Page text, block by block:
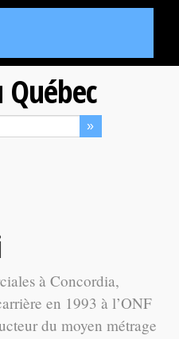
à Concordia,
en 1993 à l’ONF
du moyen métrage